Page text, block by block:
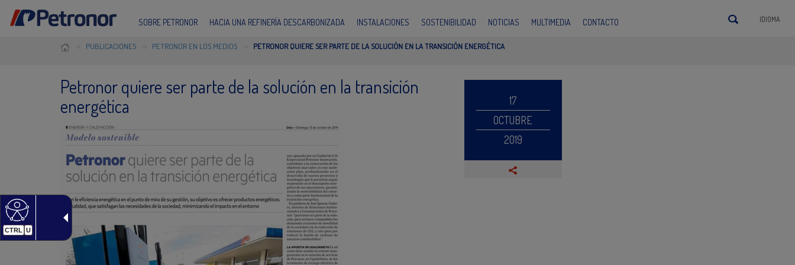
CTRL U
SOBRE PETRONOR HACIA UNA REFINERÍA DESCARBONIZADA INSTALACIONES SOSTENIBILIDAD NOTICIAS MULTIMEDIA CONTACTO IDIOMA
PUBLICACIONES PETRONOR EN LOS MEDIOS PETRONOR QUIERE SER PARTE DE LA SOLUCIÓN EN LA TRANSICIÓN ENERGÉTICA
Petronor quiere ser parte de la solución en la transición
energética
17
OCTUBRE
2019